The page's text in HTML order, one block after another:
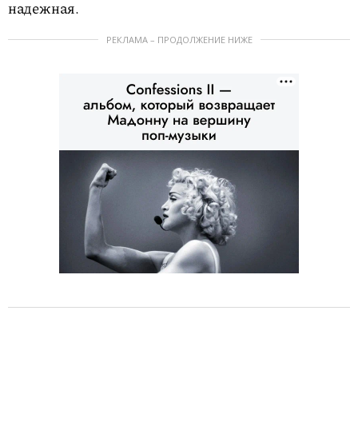
надежная.
РЕКЛАМА – ПРОДОЛЖЕНИЕ НИЖЕ